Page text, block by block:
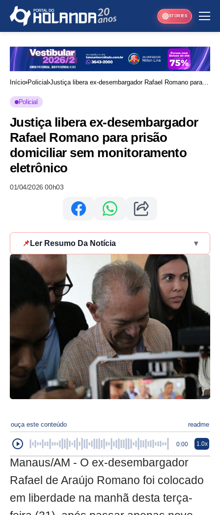
STORIES
Início Policial Justiça libera ex-desembargador Rafael Romano para
Policial
Justiça libera ex-desembargador
Rafael Romano para prisão
domiciliar sem monitoramento
eletrônico
01/04/2026 00h03
📌 Ler Resumo Da Notícia ▾
ouça este conteúdo readme
0:00 1.0x
Manaus/AM - O ex-desembargador
Rafael de Araújo Romano foi colocado
em liberdade na manhã desta terça-